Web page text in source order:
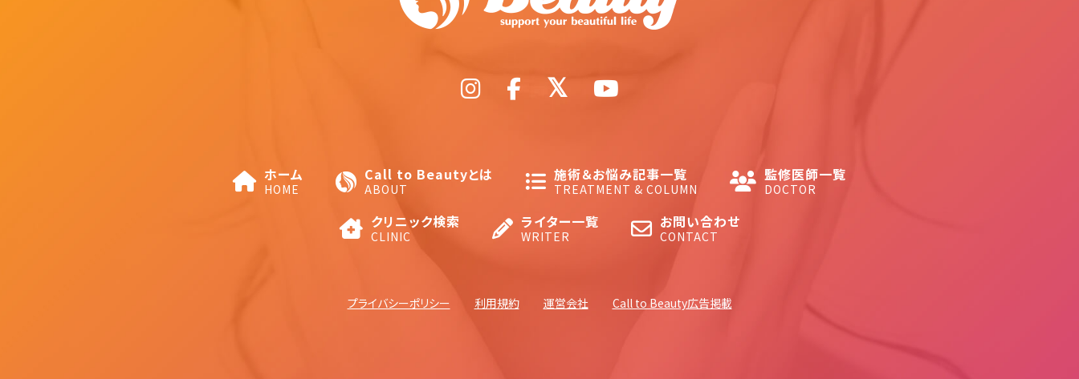
ホーム
HOME
Call to Beautyとは
ABOUT
施術＆お悩み記事一覧
TREATMENT & COLUMN
監修医師一覧
DOCTOR
クリニック検索
CLINIC
ライター一覧
WRITER
お問い合わせ
CONTACT
プライバシーポリシー 利用規約 運営会社 Call to Beauty広告掲載